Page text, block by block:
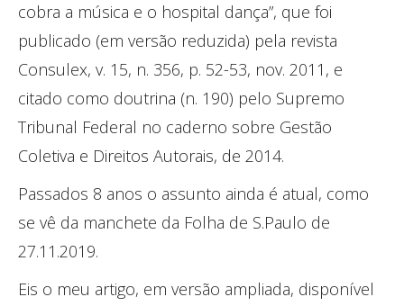
cobra a música e o hospital dança”, que foi
publicado (em versão reduzida) pela revista
Consulex, v. 15, n. 356, p. 52-53, nov. 2011, e
citado como doutrina (n. 190) pelo Supremo
Tribunal Federal no caderno sobre Gestão
Coletiva e Direitos Autorais, de 2014.
Passados 8 anos o assunto ainda é atual, como
se vê da manchete da Folha de S.Paulo de
27.11.2019.
Eis o meu artigo, em versão ampliada, disponível